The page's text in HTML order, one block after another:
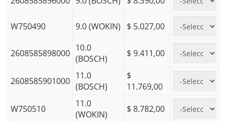
W750490 9.0 (WOKIN) $ 5.027,00
2608585898000 10.0
(BOSCH)
$ 9.411,00
2608585901000 11.0
(BOSCH)
$
11.769,00
W750510
11.0
(WOKIN)
$ 8.782,00